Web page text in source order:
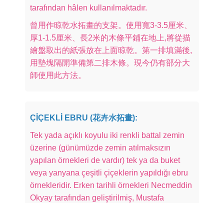
tarafından hâlen kullanılmaktadır.
曾用作晾乾水拓畫的支架。使用寬3-3.5厘米、
厚1-1.5厘米、長2米的木條平鋪在地上,將從描
繪盤取出的紙張放在上面晾乾。第一排填滿後,
用墊塊隔開準備第二排木條。現今仍有部分大
師使用此方法。
ÇİÇEKLİ EBRU (花卉水拓畫):
Tek yada açıklı koyulu iki renkli battal zemin
üzerine (günümüzde zemin atılmaksızın
yapılan örnekleri de vardır) tek ya da buket
veya yanyana çeşitli çiçeklerin yapıldığı ebru
örnekleridir. Erken tarihli örnekleri Necmeddin
Okyay tarafından geliştirilmiş, Mustafa